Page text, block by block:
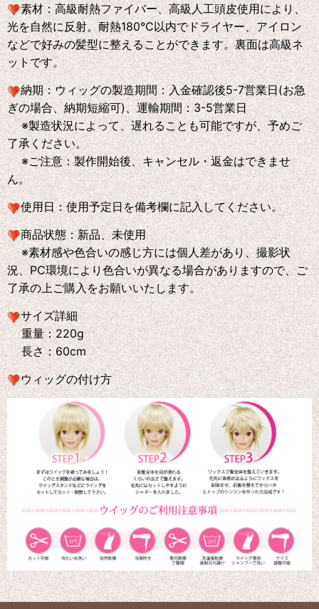
素材：高級耐熱ファイバー、高級人工頭皮使用により、
光を自然に反射。耐熱180℃以内でドライヤー、アイロン
などで好みの髪型に整えることができます。裏面は高級ネ
ットです。
納期：ウィッグの製造期間：入金確認後5-7営業日(お急
ぎの場合、納期短縮可)、運輸期間：3-5営業日
※製造状況によって、遅れることも可能ですが、予めご
了承ください。
※ご注意：製作開始後、キャンセル・返金はできませ
ん。
使用日：使用予定日を備考欄に記入してください。
商品状態：新品、未使用
※素材感や色合いの感じ方には個人差があり、撮影状
況、PC環境により色合いが異なる場合がありますので、ご
了承の上ご購入をお願いいたします。
サイズ詳細
重量：220g
長さ：60cm
ウィッグの付け方